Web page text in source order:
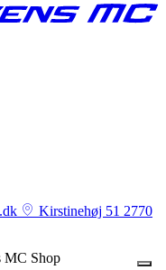
Kirstinehøj 51 2770
MC Shop